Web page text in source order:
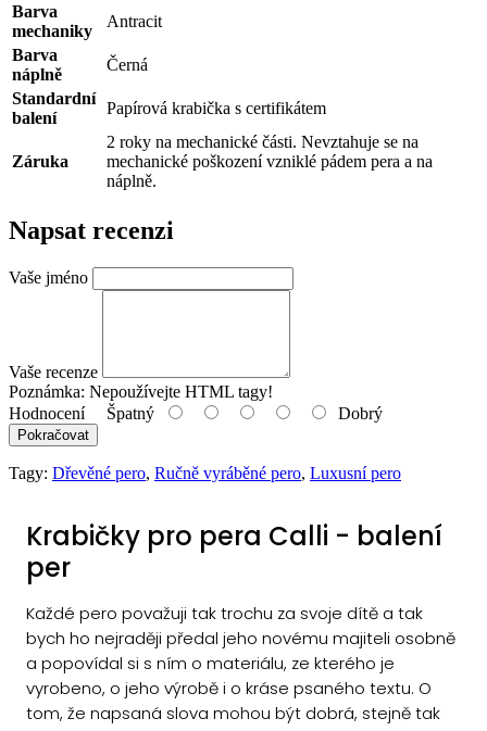
Barva
mechaniky
Antracit
Barva
náplně
Černá
Standardní
balení
Papírová krabička s certifikátem
Záruka
2 roky na mechanické části. Nevztahuje se na
mechanické poškození vzniklé pádem pera a na
náplně.
Napsat recenzi
Vaše jméno
Vaše recenze
Poznámka: Nepoužívejte HTML tagy!
HodnoceníŠpatný Dobrý
Pokračovat
Tagy: Dřevěné pero, Ručně vyráběné pero, Luxusní pero